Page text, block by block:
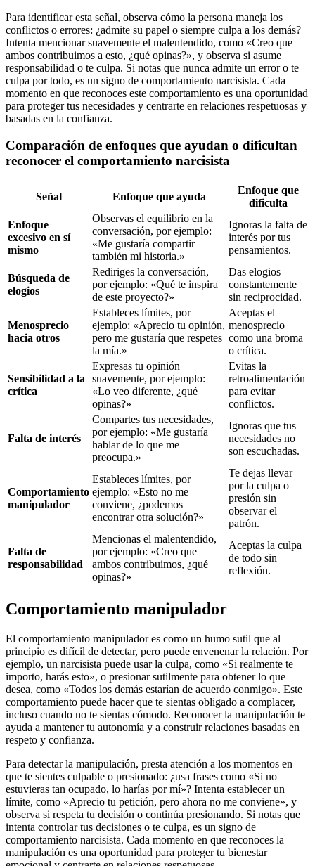
Para identificar esta señal, observa cómo la persona maneja los
conflictos o errores: ¿admite su papel o siempre culpa a los demás?
Intenta mencionar suavemente el malentendido, como «Creo que
ambos contribuimos a esto, ¿qué opinas?», y observa si asume
responsabilidad o te culpa. Si notas que nunca admite un error o te
culpa por todo, es un signo de comportamiento narcisista. Cada
momento en que reconoces este comportamiento es una oportunidad
para proteger tus necesidades y centrarte en relaciones respetuosas y
basadas en la confianza.
Comparación de enfoques que ayudan o dificultan
reconocer el comportamiento narcisista
Señal Enfoque que ayuda
Enfoque que
dificulta
Enfoque
excesivo en sí
mismo
Observas el equilibrio en la
conversación, por ejemplo:
«Me gustaría compartir
también mi historia.»
Ignoras la falta de
interés por tus
pensamientos.
Búsqueda de
elogios
Rediriges la conversación,
por ejemplo: «Qué te inspira
de este proyecto?»
Das elogios
constantemente
sin reciprocidad.
Menosprecio
hacia otros
Estableces límites, por
ejemplo: «Aprecio tu opinión,
pero me gustaría que respetes
la mía.»
Aceptas el
menosprecio
como una broma
o crítica.
Sensibilidad a la
crítica
Expresas tu opinión
suavemente, por ejemplo:
«Lo veo diferente, ¿qué
opinas?»
Evitas la
retroalimentación
para evitar
conflictos.
Falta de interés
Compartes tus necesidades,
por ejemplo: «Me gustaría
hablar de lo que me
preocupa.»
Ignoras que tus
necesidades no
son escuchadas.
Comportamiento
manipulador
Estableces límites, por
ejemplo: «Esto no me
conviene, ¿podemos
encontrar otra solución?»
Te dejas llevar
por la culpa o
presión sin
observar el
patrón.
Falta de
responsabilidad
Mencionas el malentendido,
por ejemplo: «Creo que
ambos contribuimos, ¿qué
opinas?»
Aceptas la culpa
de todo sin
reflexión.
Comportamiento manipulador
El comportamiento manipulador es como un humo sutil que al
principio es difícil de detectar, pero puede envenenar la relación. Por
ejemplo, un narcisista puede usar la culpa, como «Si realmente te
importo, harás esto», o presionar sutilmente para obtener lo que
desea, como «Todos los demás estarían de acuerdo conmigo». Este
comportamiento puede hacer que te sientas obligado a complacer,
incluso cuando no te sientas cómodo. Reconocer la manipulación te
ayuda a mantener tu autonomía y a construir relaciones basadas en
respeto y confianza.
Para detectar la manipulación, presta atención a los momentos en
que te sientes culpable o presionado: ¿usa frases como «Si no
estuvieras tan ocupado, lo harías por mí»? Intenta establecer un
límite, como «Aprecio tu petición, pero ahora no me conviene», y
observa si respeta tu decisión o continúa presionando. Si notas que
intenta controlar tus decisiones o te culpa, es un signo de
comportamiento narcisista. Cada momento en que reconoces la
manipulación es una oportunidad para proteger tu bienestar